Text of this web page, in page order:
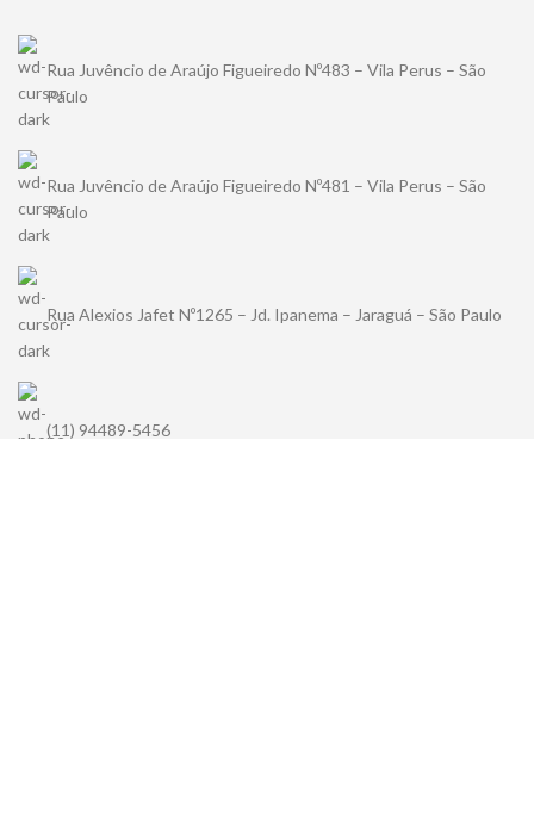
Rua Juvêncio de Araújo Figueiredo Nº483 – Vila Perus – São
Paulo
Rua Juvêncio de Araújo Figueiredo Nº481 – Vila Perus – São
Paulo
Rua Alexios Jafet Nº1265 – Jd. Ipanema – Jaraguá – São Paulo
(11) 94489-5456